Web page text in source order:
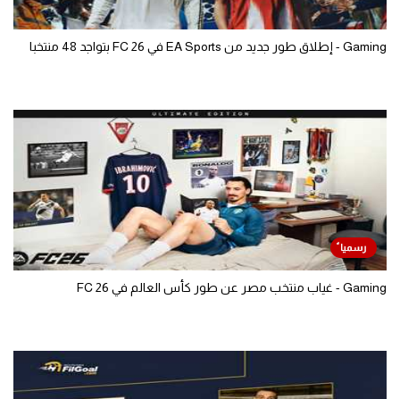
Gaming - إطلاق طور جديد من EA Sports في FC 26 بتواجد 48 منتخبا
Gaming - غياب منتخب مصر عن طور كأس العالم في FC 26